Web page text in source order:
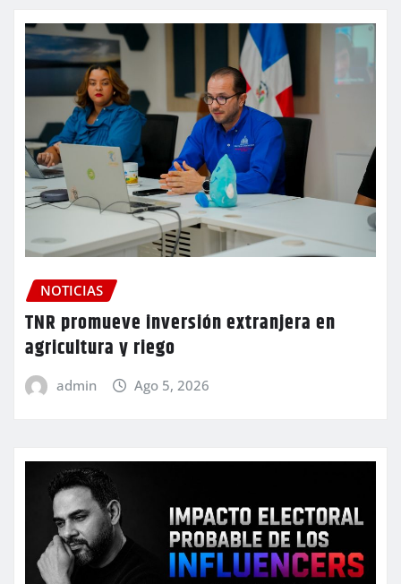
NOTICIAS
TNR promueve inversión extranjera en
agricultura y riego
admin Ago 5, 2026